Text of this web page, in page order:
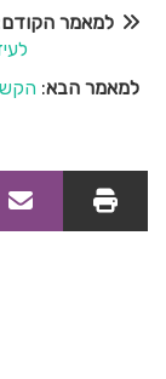
למאמר הקודם
למאמר הבא: